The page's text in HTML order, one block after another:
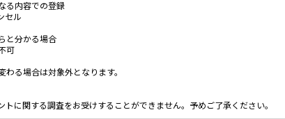
る内容での登録
セル
と分かる場合
可
る場合は対象外となります。
に関する調査をお受けすることができません。予めご了承ください。